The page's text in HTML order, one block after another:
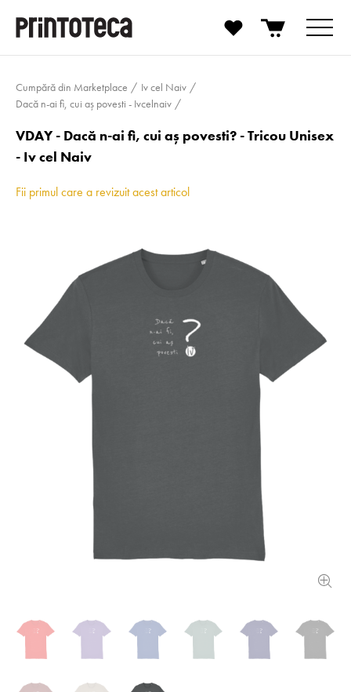
Cumpără din Marketplace
Iv cel Naiv
Dacă n-ai fi, cui aș povesti - Ivcelnaiv
VDAY - Dacă n-ai fi, cui aș povesti? - Tricou Unisex
- Iv cel Naiv
Fii primul care a revizuit acest articol